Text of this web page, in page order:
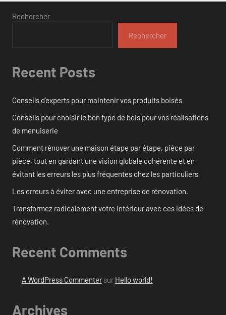
Rechercher
Rechercher
Recent Posts
Conseils d’experts pour maintenir vos produits boisés
Conseils pour choisir le bon type de bois pour vos réalisations
de menuiserie
Comment rénover une maison étape par étape, pièce par
pièce, tout en gardant une vision globale cohérente et en
évitant les erreurs les plus fréquentes chez les particuliers
Les erreurs à éviter avec une entreprise de rénovation.
Transformez radicalement votre intérieur avec ces idées de
rénovation.
Recent Comments
A WordPress Commentersur Hello world!
Archives